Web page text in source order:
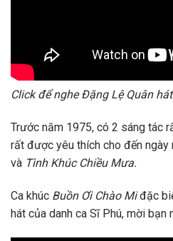
Click để nghe Đặng Lệ Quân
Trước năm 1975, có 2 sáng tác
rất được yêu thích cho đến ngày
và Tình Khúc Chiều Mưa.
Ca khúc Buồn Ơi Chào Miđặc
hát của danh ca Sĩ Phú, mời bạn